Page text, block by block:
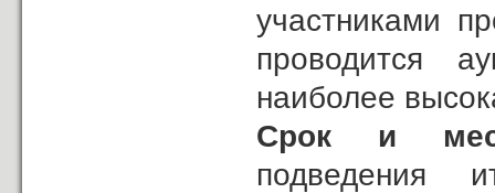
участниками
проводится
наиболее
Срок и
подведения